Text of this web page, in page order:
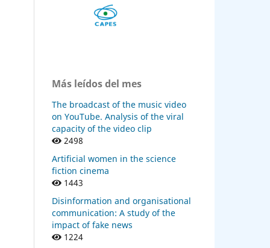
Más leídos del mes
The broadcast of the music video
on YouTube. Analysis of the viral
capacity of the video clip
2498
Artificial women in the science
fiction cinema
1443
Disinformation and organisational
communication: A study of the
impact of fake news
1224